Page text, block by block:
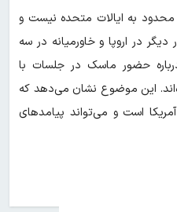
محدود به ایالات متحده نیست و
نیویورک‌تایمز، ۹ کشور دیگر در اروپا و خاورمیانه در سه
حضور ماسک در جلسات با
این موضوع نشان می‌دهد که
آمریکا است و می‌تواند پیامدهای